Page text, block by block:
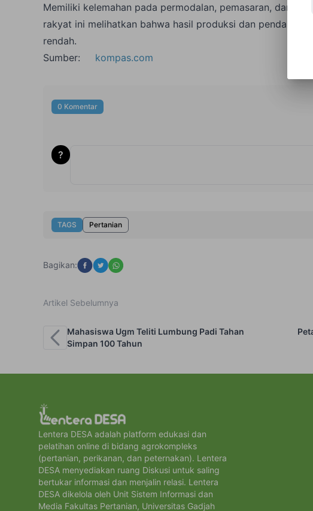
Memiliki kelemahan pada permodalan, pemasaran, dan
rakyat ini melihatkan bahwa hasil produksi dan
rendah.
Sumber: kompas.com
0 Komentar
?
TAGS Pertanian
Bagikan:
Artikel Sebelumnya
Mahasiswa Ugm Teliti Lumbung Padi Tahan
Simpan 100 Tahun
Lentera DESA adalah platform edukasi dan
pelatihan online di bidang agrokompleks
(pertanian, perikanan, dan peternakan). Lentera
DESA menyediakan ruang Diskusi untuk saling
bertukar informasi dan menjalin relasi. Lentera
DESA dikelola oleh Unit Sistem Informasi dan
Media Fakultas Pertanian, Universitas Gadjah